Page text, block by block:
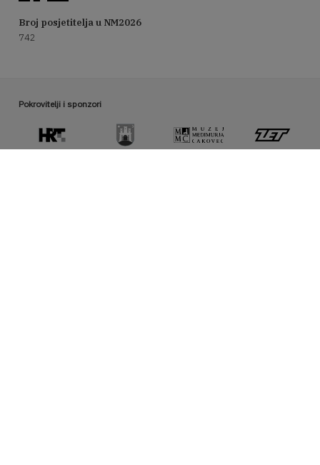
Broj posjetitelja u NM2026
742
Pokrovitelji i sponzori